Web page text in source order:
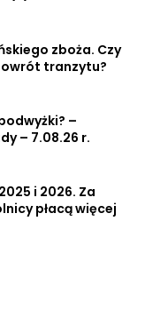
zboża. Czy
tranzytu?
–
– 7.08.26 r.
i 2026. Za
płacą więcej